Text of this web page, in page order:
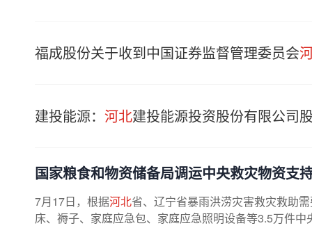
福成股份关于收到中国证券监督管理委员会
建投能源： 河北建投能源投资股份有限公司
国家粮食和物资储备局调运中央救灾物资支
7月17日，根据河北省、辽宁省暴雨洪涝灾害救灾救助
床、褥子、家庭应急包、家庭应急照明设备等3.5万件中